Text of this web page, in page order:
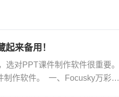
来备用！
对PPT课件制作软件很重要。
制作软件。 一、Focusky万彩演